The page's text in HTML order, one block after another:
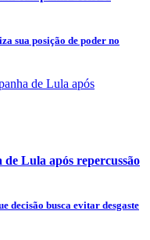
sua posição de poder no
Lula após repercussão
decisão busca evitar desgaste